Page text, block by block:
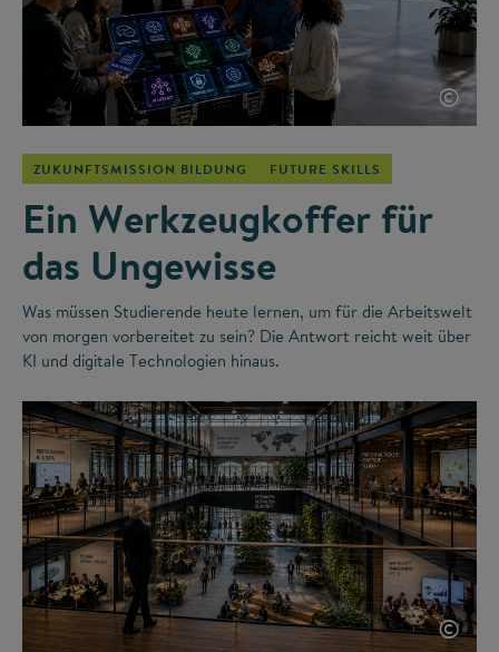
©
ZUKUNFTSMISSION BILDUNG FUTURE SKILLS
Ein Werkzeugkoffer für
das Ungewisse
Was müssen Studierende heute lernen, um für die Arbeitswelt
von morgen vorbereitet zu sein? Die Antwort reicht weit über
KI und digitale Technologien hinaus.
©